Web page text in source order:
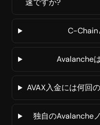
速ですか?
C-Chain
Avalanche
AVAX入金には何回
独自のAvalanche